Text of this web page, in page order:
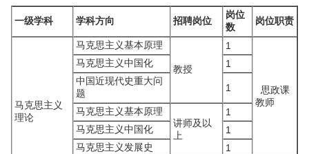
一级学科 学科方向 招聘岗位
岗位
数
岗位职责
马克思主义
理论
马克思主义基本原理
教授
1
思政课
教师
马克思主义中国化
1
中国近现代史重大问
题
1
马克思主义基本原理
讲师及以
上
1
马克思主义中国化
1
马克思主义发展史
1